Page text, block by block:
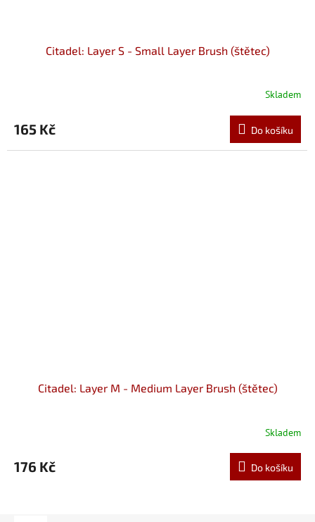
Citadel: Layer S - Small Layer Brush (štětec)
Skladem
165 Kč Do košíku
Citadel: Layer M - Medium Layer Brush (štětec)
Skladem
176 Kč Do košíku